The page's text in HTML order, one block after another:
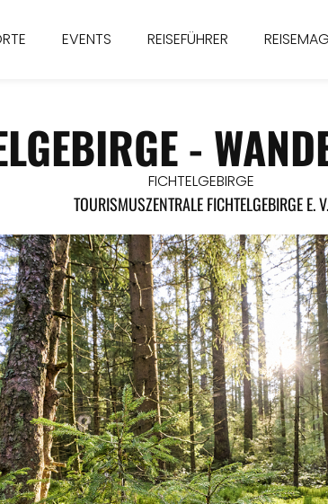
EVENTS REISEFÜHRER
-
FICHTELGEBIRGE
TOURISMUSZENTRALE FICHTELGEBIRGE E. V.